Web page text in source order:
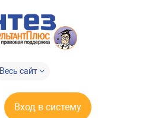
Весь сайт
Вход в систему